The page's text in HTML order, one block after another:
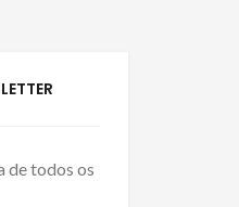
de todos os